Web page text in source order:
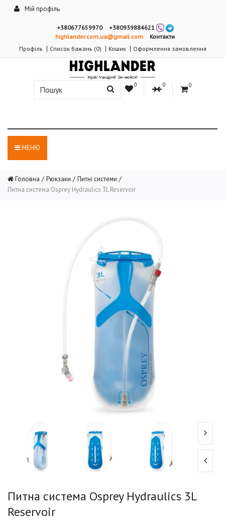
Мій профіль
+380677659970
+380939884621
highlander.com.ua@gmail.com
Контакти
Профіль
Список бажань (0) Кошик Оформлення замовлення
0 0 0
МЕНЮ
Головна Рюкзаки
Питні системи
Питна система Osprey Hydraulics 3L Reservoir
Питна система Osprey Hydraulics 3L
Reservoir